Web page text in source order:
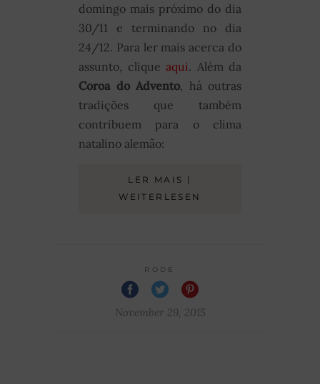
domingo mais próximo do dia
30/11 e terminando no dia
24/12. Para ler mais acerca do
assunto, clique aqui. Além da
Coroa do Advento , há outras
tradições que também
contribuem para o clima
natalino alemão:
LER MAIS |
WEITERLESEN
RODE
November 29, 2015